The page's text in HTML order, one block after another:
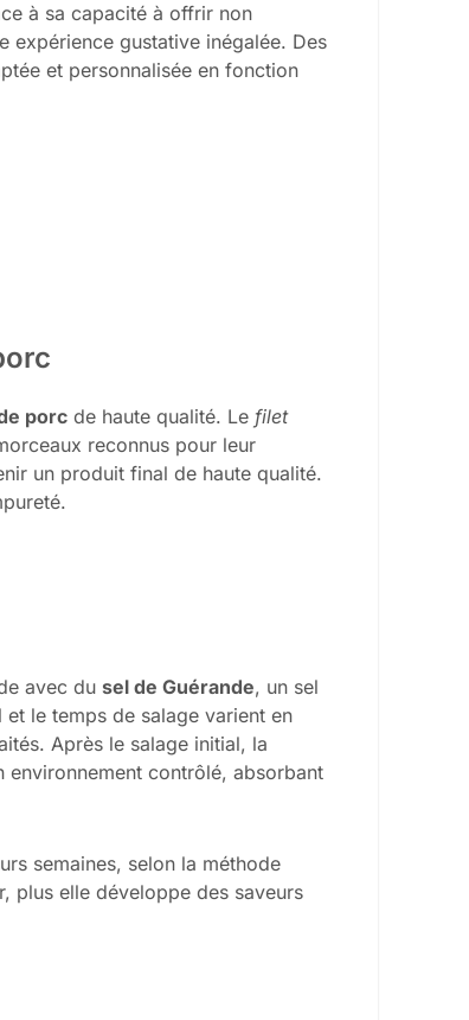
à sa capacité à offrir non
expérience gustative inégalée. Des
et personnalisée en fonction
porc de haute qualité. Le filet
reconnus pour leur
un produit final de haute qualité.
avec du sel de Guérande, un sel
le temps de salage varient en
Après le salage initial, la
environnement contrôlé, absorbant
semaines, selon la méthode
plus elle développe des saveurs